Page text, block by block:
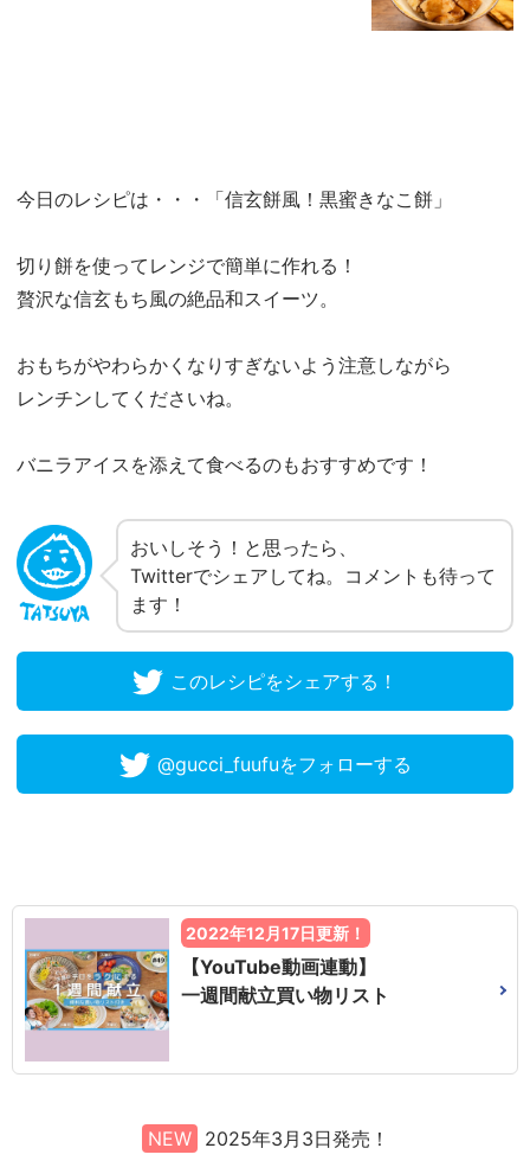
今日のレシピは・・・「信玄餅風！黒蜜きなこ餅」
切り餅を使ってレンジで簡単に作れる！
贅沢な信玄もち風の絶品和スイーツ。
おもちがやわらかくなりすぎないよう注意しながら
レンチンしてくださいね。
バニラアイスを添えて食べるのもおすすめです！
おいしそう！と思ったら、
Twitterでシェアしてね。コメントも待って
ます！
このレシピをシェアする！
@gucci_fuufuをフォローする
2022年12月17日更新！
【YouTube動画連動】
一週間献立買い物リスト
NEW 2025年3月3日発売！